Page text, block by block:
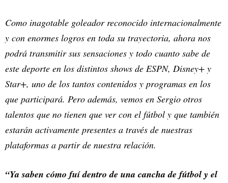
Como inagotable goleador reconocido internacionalmente
y con enormes logros en toda su trayectoria, ahora nos
podrá transmitir sus sensaciones y todo cuanto sabe de
este deporte en los distintos shows de ESPN, Disney+ y
Star+, uno de los tantos contenidos y programas en los
que participará. Pero además, vemos en Sergio otros
talentos que no tienen que ver con el fútbol y que también
estarán activamente presentes a través de nuestras
plataformas a partir de nuestra relación.
“Ya saben cómo fuí dentro de una cancha de fútbol y el